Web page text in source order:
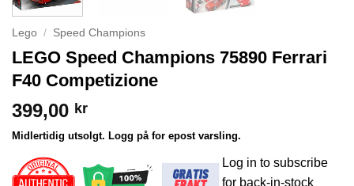
Lego / Speed Champions
LEGO Speed Champions 75890 Ferrari
F40 Competizione
399,00 kr
Midlertidig utsolgt. Logg på for epost varsling.
Log in to subscribe
for back-in-stock